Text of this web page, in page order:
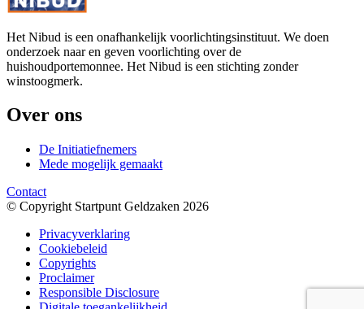
Het Nibud is een onafhankelijk voorlichtingsinstituut. We doen
onderzoek naar en geven voorlichting over de
huishoudportemonnee. Het Nibud is een stichting zonder
winstoogmerk.
Over ons
De Initiatiefnemers
Mede mogelijk gemaakt
Contact
© Copyright Startpunt Geldzaken 2026
Privacyverklaring
Cookiebeleid
Copyrights
Proclaimer
Responsible Disclosure